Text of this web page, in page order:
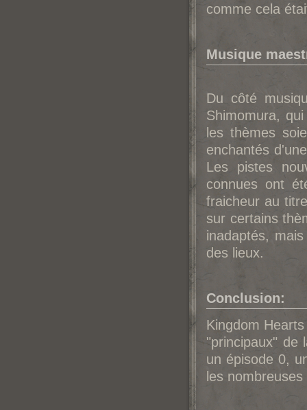
comme cela
Musique
Du côté
Shimomura,
les thèmes
enchantés
Les pistes
connues ont
fraicheur au
sur certains
inadaptés,
des lieux.
Conclusion:
Kingdom
"principaux" de
un épisode 0,
les